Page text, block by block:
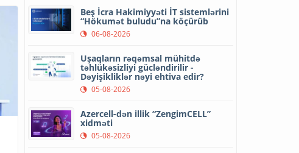
Beş İcra Hakimiyyəti İT sistemlərini
“Hökumət buludu”na köçürüb
06-08-2026
Uşaqların rəqəmsal mühitdə
təhlükəsizliyi gücləndirilir -
Dəyişikliklər nəyi ehtiva edir?
05-08-2026
Azercell-dən illik “ZengimCELL”
xidməti
05-08-2026